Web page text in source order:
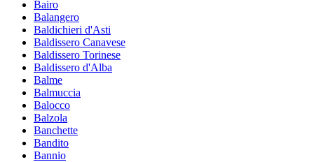
Bairo
Balangero
Baldichieri d'Asti
Baldissero Canavese
Baldissero Torinese
Baldissero d'Alba
Balme
Balmuccia
Balocco
Balzola
Banchette
Bandito
Bannio